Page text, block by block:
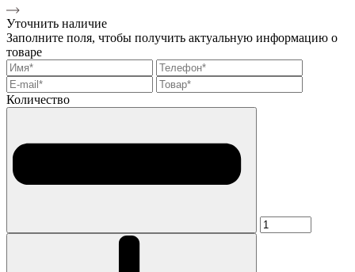
Уточнить наличие
Заполните поля, чтобы получить актуальную информацию о
товаре
Количество